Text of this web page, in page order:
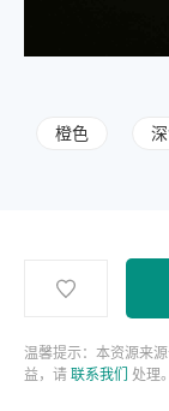
橙色
温馨提示：本资源来
益，请 联系我们 处理。